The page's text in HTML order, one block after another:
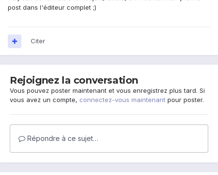
post dans l'éditeur complet ;)
Citer
Rejoignez la conversation
Vous pouvez poster maintenant et vous enregistrez plus tard. Si
vous avez un compte, connectez-vous maintenant pour poster.
Répondre à ce sujet…